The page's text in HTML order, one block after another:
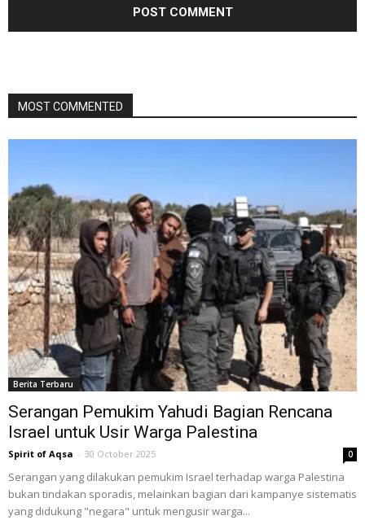
MOST COMMENTED
Berita Terbaru
Serangan Pemukim Yahudi Bagian Rencana
Israel untuk Usir Warga Palestina
Spirit of Aqsa - 30 October 2025 0
Serangan yang dilakukan pemukim Israel terhadap warga Palestina
bukan tindakan sporadis, melainkan bagian dari kampanye sistematis
yang didukung "negara" untuk mengusir warga...